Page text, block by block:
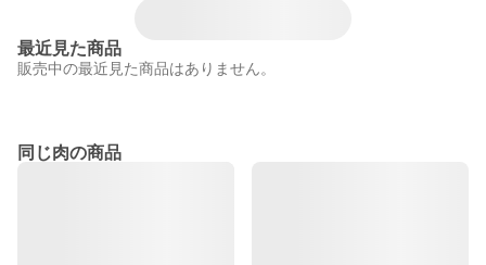
最近見た商品
販売中の最近見た商品はありません。
同じ肉の商品